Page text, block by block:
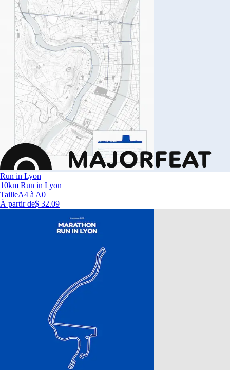
Run in Lyon
10km Run in Lyon
TailleA4 à A0
À partir de$ 32.09